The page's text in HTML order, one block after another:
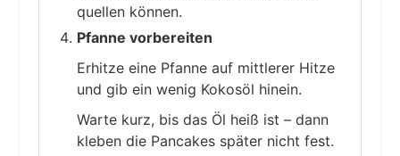
quellen können.
Pfanne vorbereiten
Erhitze eine Pfanne auf mittlerer Hitze
und gib ein wenig Kokosöl hinein.
Warte kurz, bis das Öl heiß ist – dann
kleben die Pancakes später nicht fest.